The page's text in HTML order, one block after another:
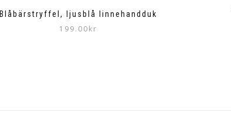
Blåbärstryffel, ljusblå linnehandduk
199.00kr